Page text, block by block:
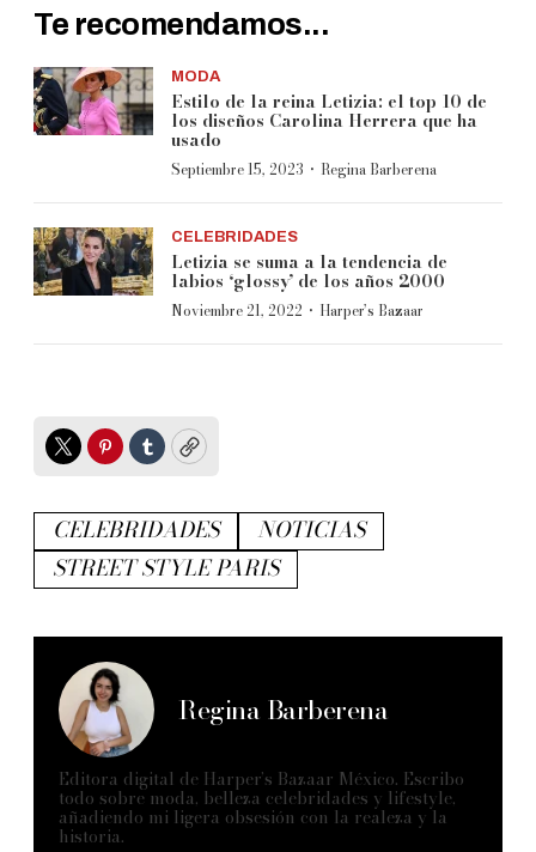
Te recomendamos...
MODA
Estilo de la reina Letizia: el top 10 de
los diseños Carolina Herrera que ha
usado
Septiembre 15, 2023 · Regina Barberena
CELEBRIDADES
Letizia se suma a la tendencia de
labios ‘glossy’ de los años 2000
Noviembre 21, 2022 · Harper’s Bazaar
TwitterPinterest
TumblrCopy
CELEBRIDADES
NOTICIAS
STREET STYLE PARIS
Regina Barberena
Editora digital de Harper’s Bazaar México. Escribo
todo sobre moda, belleza celebridades y lifestyle,
añadiendo mi ligera obsesión con la realeza y la
historia.